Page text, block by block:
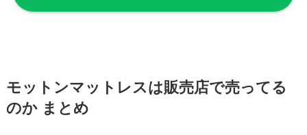
モットンマットレスは販売店で売ってる
のか まとめ